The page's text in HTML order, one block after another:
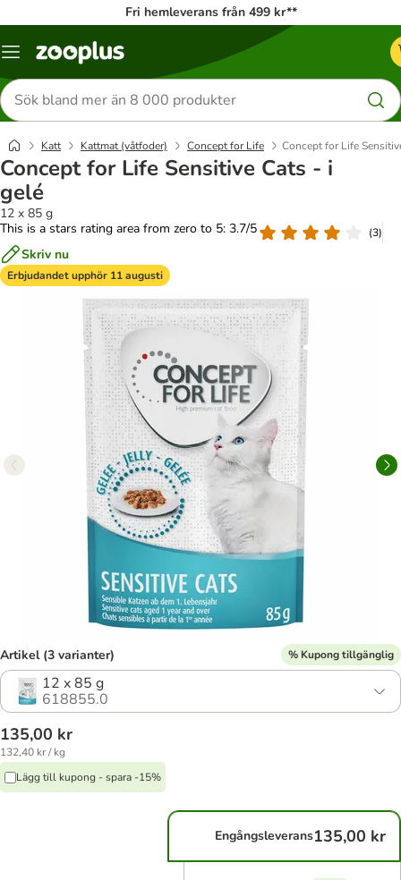
Fri hemleverans från 499 kr**
Katalogmeny
Sök
efter
produkter
Katt Kattmat (våtfoder) Concept for Life Concept for Life
Concept for Life Sensitive Cats - i
gelé
12 x 85 g
This is a stars rating area from zero to 5: 3.7/5
(3)
Skriv nu
Erbjudandet upphör 11 augusti
Artikel (3 varianter) % Kupong tillgänglig
12 x 85 g
618855.0
135,00 kr
132,40 kr / kg
Lägg till kupong - spara -15%
Engångsleverans135,00 kr